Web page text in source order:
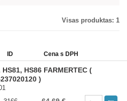
Visas produktas: 1
ID Cena s DPH
HS86 FARMERTEC (
)